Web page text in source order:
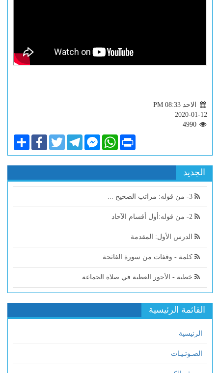
الاحد PM 08:33
2020-01-12
ShareFacebookTwitterTelegramFacebook
Messenger
WhatsApp Print
الجديد
الدرس الأول: المقدمة
كلمة - وقفات من سورة الفاتحة
خطبة - الأجور العظية في صلاة الجماعة
القائمة الرئيسية
الرئيسية
الصـوتـيـات